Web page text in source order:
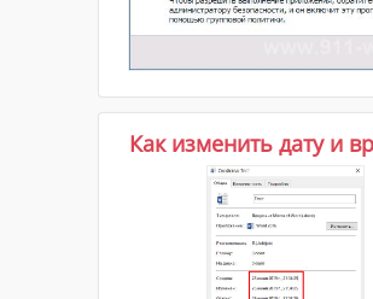
Как изменить дату и